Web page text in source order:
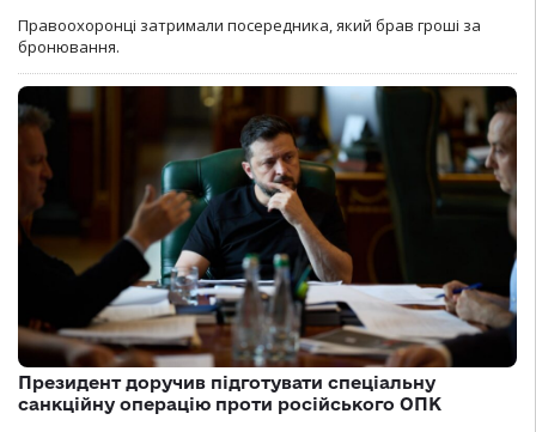
Правоохоронці затримали посередника, який брав гроші за
бронювання.
Президент доручив підготувати спеціальну
санкційну операцію проти російського ОПК